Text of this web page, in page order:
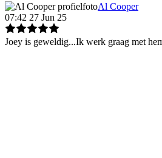
Al Cooper
07:42 27 Jun 25
Joey is geweldig...Ik werk graag met